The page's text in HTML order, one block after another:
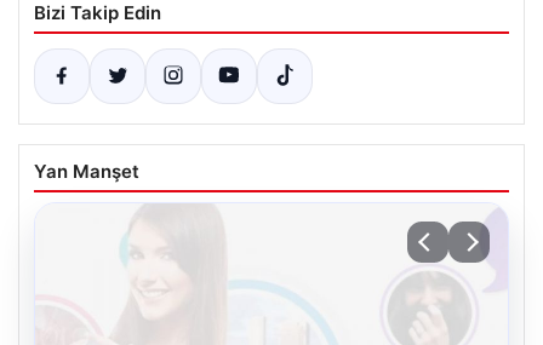
Bizi Takip Edin
Yan Manşet